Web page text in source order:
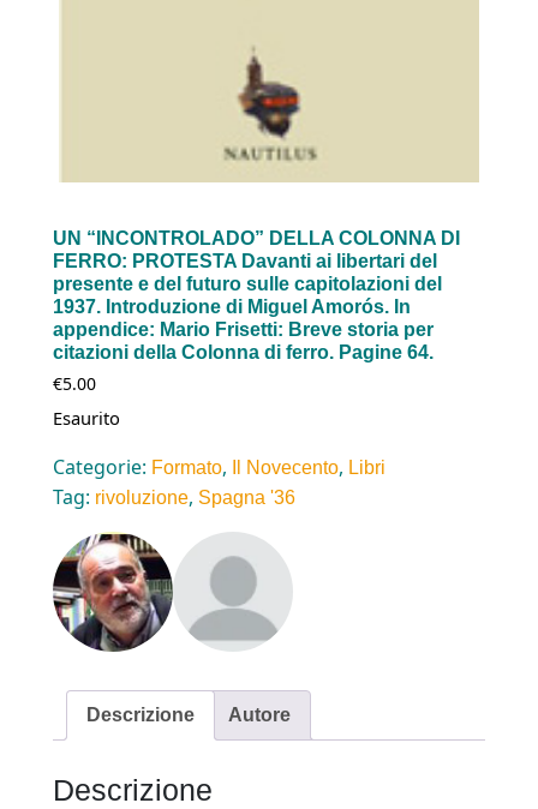
UN “INCONTROLADO” DELLA COLONNA DI
FERRO: PROTESTA Davanti ai libertari del
presente e del futuro sulle capitolazioni del
1937. Introduzione di Miguel Amorós. In
appendice: Mario Frisetti: Breve storia per
citazioni della Colonna di ferro. Pagine 64.
€5.00
Esaurito
Categorie: Formato, Il Novecento, Libri
Tag: rivoluzione, Spagna '36
Descrizione Autore
Descrizione